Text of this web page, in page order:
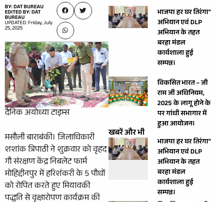
BY: DAT BUREAU
EDITED BY: DAT
BUREAU
UPDATED: Friday, July
25, 2025
दैनिक अयोध्या टाइम्स
मसौली बाराबंकी। जिलाधिकारी
शशांक त्रिपाठी ने शुक्रवार को वृहद
गौ संरक्षण केंद्र निबलेट फार्म
मोहिद्दीनपुर में हरिशंकरी के 5 पौधों
को रोपित करते हुए मियावकी
पद्धति से वृक्षारोपण कार्यक्रम की
भाजपा हर घर तिरंगा”
अभियान एवं DLP
अभियान के तहत
बरहा मंडल
कार्यशाला हुई
सम्पन्न।
विकसित भारत – जी
राम जी अधिनियम,
2025 के लागू होने के
पर गांधी सभागार में
हुआ आयोजन।
खबरें और भी
भाजपा हर घर तिरंगा”
अभियान एवं DLP
अभियान के तहत
बरहा मंडल
कार्यशाला हुई
सम्पन्न।